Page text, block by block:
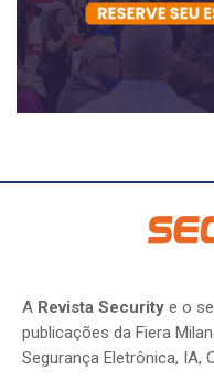
A Revista Security e o
publicações da Fiera
Segurança Eletrônica, IA,